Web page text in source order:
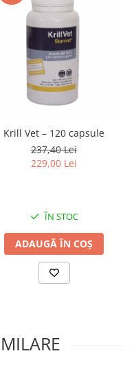
Krill Vet – 120 capsule
237,40 Lei
229,00 Lei
ÎN STOC
ADAUGĂ ÎN COȘ